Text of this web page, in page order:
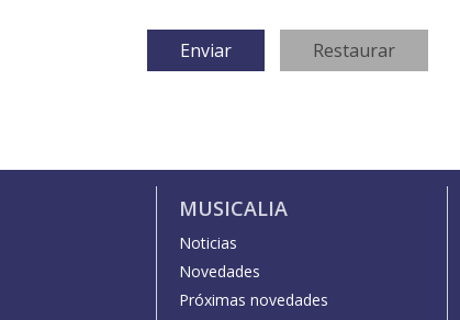
MUSICALIA
Noticias
Novedades
Próximas novedades